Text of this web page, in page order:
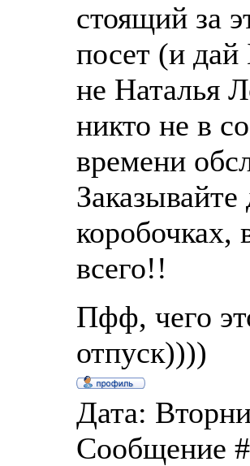
стоящий за
посет (и
не Наталья
никто не в
времени
коробочках,
всего!!
Пфф, чего
отпуск))))
Дата:
Сообщение